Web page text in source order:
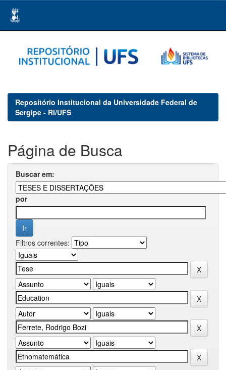
navigation
Repositório Institucional da Universidade Federal de
Sergipe - RI/UFS
Página de Busca
Buscar em:
por
Filtros correntes: